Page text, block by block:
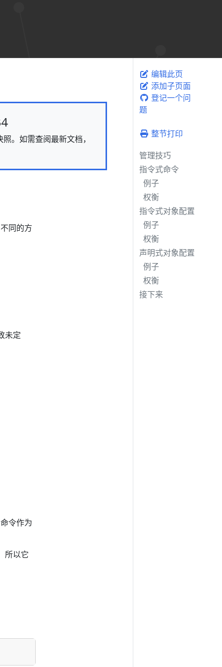
。如需查阅最新文档，
同的方
未定
命令作为
所以它
编辑此页
添加子页面
登记一个问
题
整节打印
管理技巧
指令式命令
例子
权衡
指令式对象配置
例子
权衡
声明式对象配置
例子
权衡
接下来